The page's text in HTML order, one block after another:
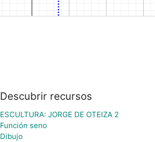
Descubrir recursos
ESCULTURA: JORGE DE OTEIZA 2
Función seno
Dibujo